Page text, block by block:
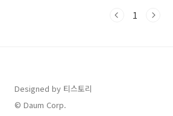
표 (출생~만 12세)질병관리청에서 권장하는 표
폐렴구균 2차, 로타바이러스 2차4회생후 6개월
DTaP 3차, 폴리오 3차, 폐렴구균 3차, 로타바이
1
Designed by 티스토리
© Daum Corp.